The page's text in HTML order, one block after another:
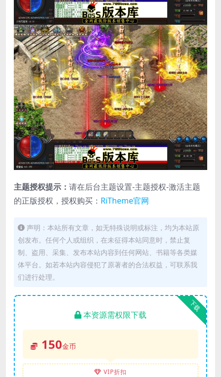
主题授权提示： 请在后台主题设置-主题授权-激活主题
的正版授权，授权购买： RiTheme官网
声明：本站所有文章，如无特殊说明或标注，均为本站原
创发布。任何个人或组织，在未征得本站同意时，禁止复
制、盗用、采集、发布本站内容到任何网站、书籍等各类媒
体平台。如若本站内容侵犯了原著者的合法权益，可联系我
们进行处理。
下载
本资源需权限下载
150金币
VIP折扣